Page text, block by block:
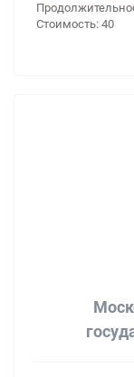
Стоимость: 40